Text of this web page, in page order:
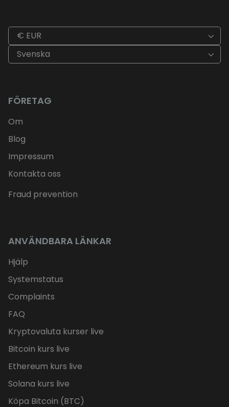
€ EUR
Svenska
FÖRETAG
Om
Blog
Impressum
Kontakta oss
Fraud prevention
ANVÄNDBARA LÄNKAR
Hjälp
Systemstatus
Complaints
FAQ
Kryptovaluta kurser live
Bitcoin kurs live
Ethereum kurs live
Solana kurs live
Köpa Bitcoin (BTC)